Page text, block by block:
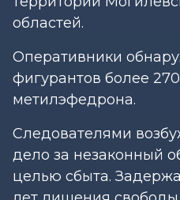
областей.
Оперативники
фигурантов более
метилэфедрона.
Следователями
дело за незаконный
целью сбыта.